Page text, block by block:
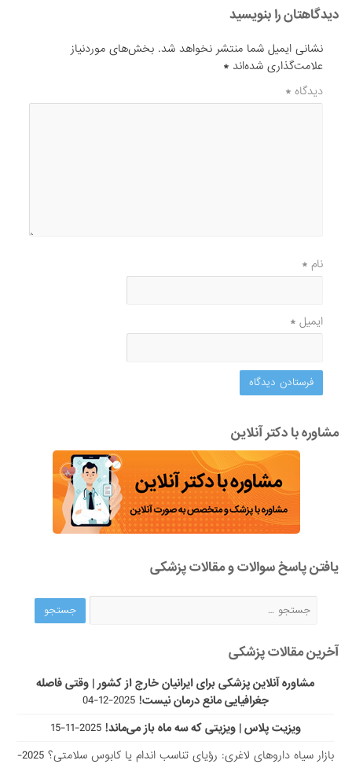
دیدگاهتان را بنویسید
نشانی ایمیل شما منتشر نخواهد شد. بخش‌های موردنیاز
علامت‌گذاری شده‌اند*
دیدگاه*
نام*
ایمیل*
مشاوره با دکتر آنلاین
یافتن پاسخ سوالات و مقالات پزشکی
آخرین مقالات پزشکی
مشاوره آنلاین پزشکی برای ایرانیان خارج از کشور | وقتی فاصله
جغرافیایی مانع درمان نیست! 2025-12-04
ویزیت پلاس | ویزیتی که سه ماه باز می‌ماند! 2025-11-15
بازار سیاه داروهای لاغری: رؤیای تناسب اندام یا کابوس سلامتی؟
2025-